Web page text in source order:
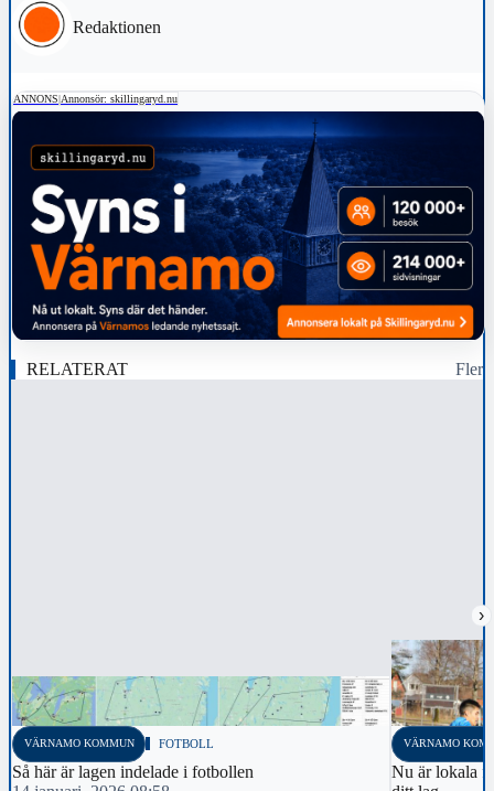
Redaktionen
ANNONS|Annonsör: skillingaryd.nu
RELATERAT Fler
›
VÄRNAMO KOMMUN FOTBOLL
Så här är lagen indelade i fotbollen
VÄRNAMO
Nu är lokala